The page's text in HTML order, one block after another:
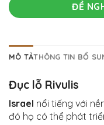
ĐỀ
MÔ TẢTHÔNG TIN BỔ
Đục lỗ Rivulis
Israel nổi tiếng với
đó họ có thể phát